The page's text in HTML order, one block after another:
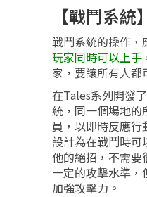
【戰鬥系統】
戰鬥系統的操作，
玩家同時可以上手
家，要讓所有人都
在Tales系列開發
統，同一個場地的
員，以即時反應
設計為在戰鬥時
他的絕招，不需要
一定的攻擊水準
加強攻擊力。